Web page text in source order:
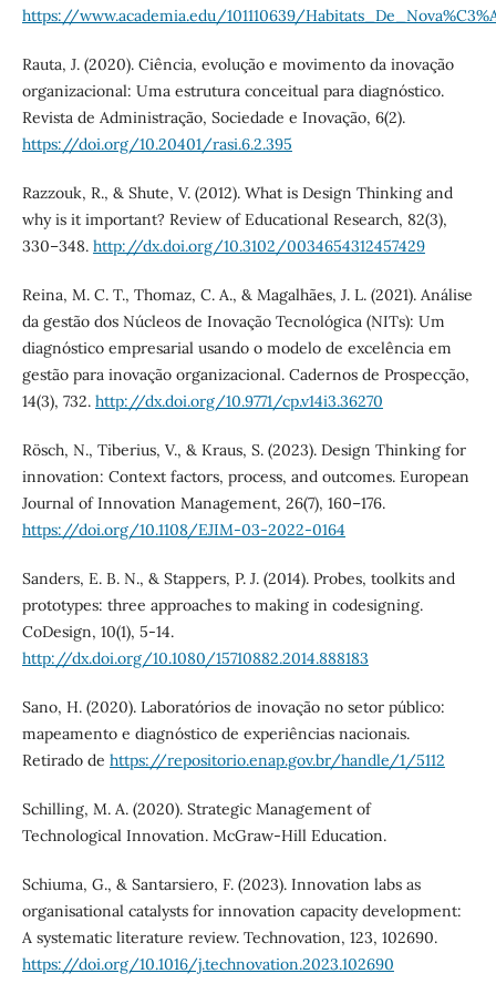
https://www.academia.edu/101110639/
Rauta, J. (2020). Ciência, evolução e movimento da inovação
organizacional: Uma estrutura conceitual para diagnóstico.
Revista de Administração, Sociedade e Inovação, 6(2).
https://doi.org/10.20401/rasi.6.2.395
Razzouk, R., & Shute, V. (2012). What is Design Thinking and
why is it important? Review of Educational Research, 82(3),
330–348. http://dx.doi.org/10.3102/0034654312457429
Reina, M. C. T., Thomaz, C. A., & Magalhães, J. L. (2021). Análise
da gestão dos Núcleos de Inovação Tecnológica (NITs): Um
diagnóstico empresarial usando o modelo de excelência em
gestão para inovação organizacional. Cadernos de Prospecção,
14(3), 732. http://dx.doi.org/10.9771/cp.v14i3.36270
Rösch, N., Tiberius, V., & Kraus, S. (2023). Design Thinking for
innovation: Context factors, process, and outcomes. European
Journal of Innovation Management, 26(7), 160–176.
https://doi.org/10.1108/EJIM-03-2022-0164
Sanders, E. B. N., & Stappers, P. J. (2014). Probes, toolkits and
prototypes: three approaches to making in codesigning.
CoDesign, 10(1), 5-14.
http://dx.doi.org/10.1080/15710882.2014.888183
Sano, H. (2020). Laboratórios de inovação no setor público:
mapeamento e diagnóstico de experiências nacionais.
Retirado de https://repositorio.enap.gov.br/handle/1/5112
Schilling, M. A. (2020). Strategic Management of
Technological Innovation. McGraw-Hill Education.
Schiuma, G., & Santarsiero, F. (2023). Innovation labs as
organisational catalysts for innovation capacity development:
A systematic literature review. Technovation, 123, 102690.
https://doi.org/10.1016/j.technovation.2023.102690